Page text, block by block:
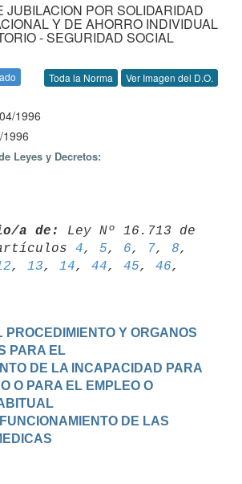
JUBILACION POR SOLIDARIDAD
Y DE AHORRO INDIVIDUAL
- SEGURIDAD SOCIAL
Toda la Norma Ver Imagen del D.O.
1996
Leyes y Decretos:
a de:
Ley Nº 16.713 de
4, 5, 6, 7, 8,
, 13, 14, 44, 45, 46
PROCEDIMIENTO Y ORGANOS
PARA EL
DE LA INCAPACIDAD PARA
O PARA EL EMPLEO O
DE LAS